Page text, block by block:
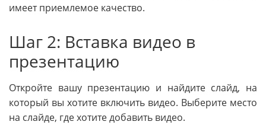
имеет приемлемое качество.
Шаг 2: Вставка видео в
презентацию
Откройте вашу презентацию и найдите слайд, на
который вы хотите включить видео. Выберите место
на слайде, где хотите добавить видео.